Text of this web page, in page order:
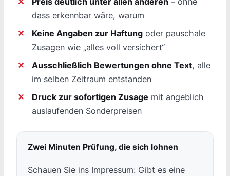
dass erkennbar wäre, warum
Keine Angaben zur Haftungoder pauschale
Zusagen wie „alles voll versichert“
Ausschließlich Bewertungen ohne Text, alle
im selben Zeitraum entstanden
Druck zur sofortigen Zusage mit angeblich
auslaufenden Sonderpreisen
Zwei Minuten Prüfung, die sich lohnen
Schauen Sie ins Impressum: Gibt es eine